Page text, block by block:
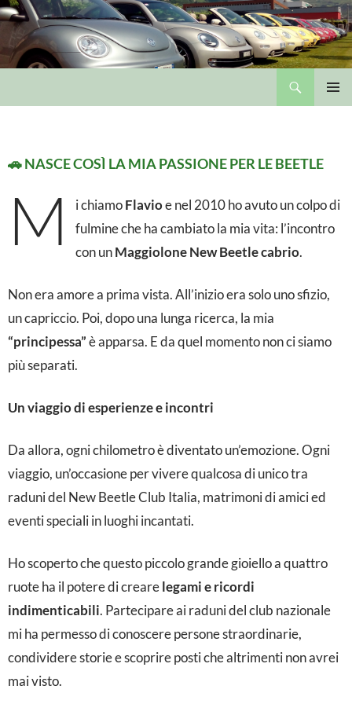
IL MAGGIOLONE DI FLAVIO
M
a
g
o
l
o
e
c
a
b
r
i
o
p
e
r
m
🚗 NASCE COSÌ LA MIA PASSIONE PER LE BEETLE
M i chiamoFlavioe nel 2010 ho avuto un colpo di
fulmine che ha cambiato la mia vita: l’incontro
con unMaggiolone New Beetle cabrio.
Non era amore a prima vista. All’inizio era solo uno sfizio,
un capriccio. Poi, dopo una lunga ricerca, la mia
“principessa”è apparsa. E da quel momento non ci siamo
più separati.
Un viaggio di esperienze e incontri
Da allora, ogni chilometro è diventato un’emozione. Ogni
viaggio, un’occasione per vivere qualcosa di unico tra
raduni del New Beetle Club Italia, matrimoni di amici ed
eventi speciali in luoghi incantati.
Ho scoperto che questo piccolo grande gioiello a quattro
ruote ha il potere di crearelegami e ricordi
indimenticabili. Partecipare ai raduni del club nazionale
mi ha permesso di conoscere persone straordinarie,
condividere storie e scoprire posti che altrimenti non avrei
mai visto.